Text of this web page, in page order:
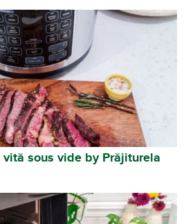
Aparat de
sous vide by Prăjiturela